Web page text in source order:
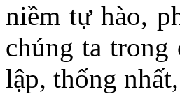
niềm tự hào,
chúng ta
lập, thống